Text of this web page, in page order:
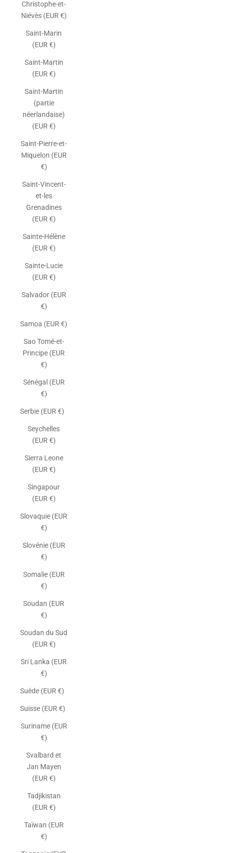
Christophe-et-
Niévès (EUR €)
Saint-Marin
(EUR €)
Saint-Martin
(EUR €)
Saint-Martin
(partie
néerlandaise)
(EUR €)
Saint-Pierre-et-
Miquelon (EUR
€)
Saint-Vincent-
et-les
Grenadines
(EUR €)
Sainte-Hélène
(EUR €)
Sainte-Lucie
(EUR €)
Salvador (EUR
€)
Samoa (EUR €)
Sao Tomé-et-
Principe (EUR
€)
Sénégal (EUR
€)
Serbie (EUR €)
Seychelles
(EUR €)
Sierra Leone
(EUR €)
Singapour
(EUR €)
Slovaquie (EUR
€)
Slovénie (EUR
€)
Somalie (EUR
€)
Soudan (EUR
€)
Soudan du Sud
(EUR €)
Sri Lanka (EUR
€)
Suède (EUR €)
Suisse (EUR €)
Suriname (EUR
€)
Svalbard et
Jan Mayen
(EUR €)
Tadjikistan
(EUR €)
Taïwan (EUR
€)